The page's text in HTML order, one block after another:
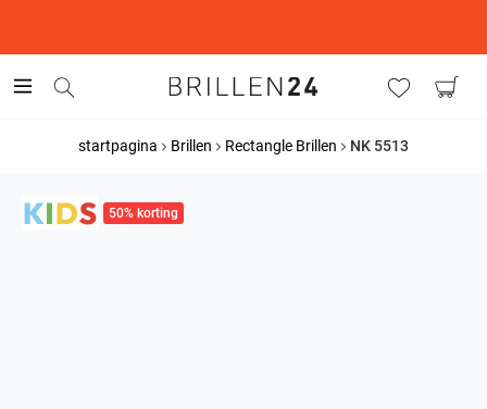
startpagina Brillen Rectangle Brillen NK 5513
50% korting